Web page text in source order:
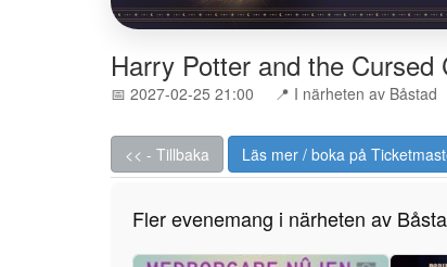
Harry Potter and the
📅 2027-02-25 21:00 📍 I närheten av Båstad
<< - Tillbaka Läs mer / boka på
Fler evenemang i närheten av